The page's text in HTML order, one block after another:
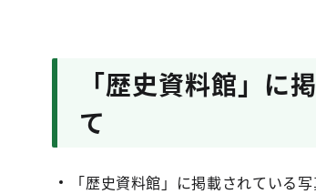
「歴史資料館」に
て
「歴史資料館」に掲載されている